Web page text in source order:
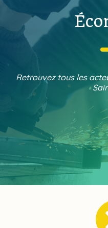
Retrouvez tous les